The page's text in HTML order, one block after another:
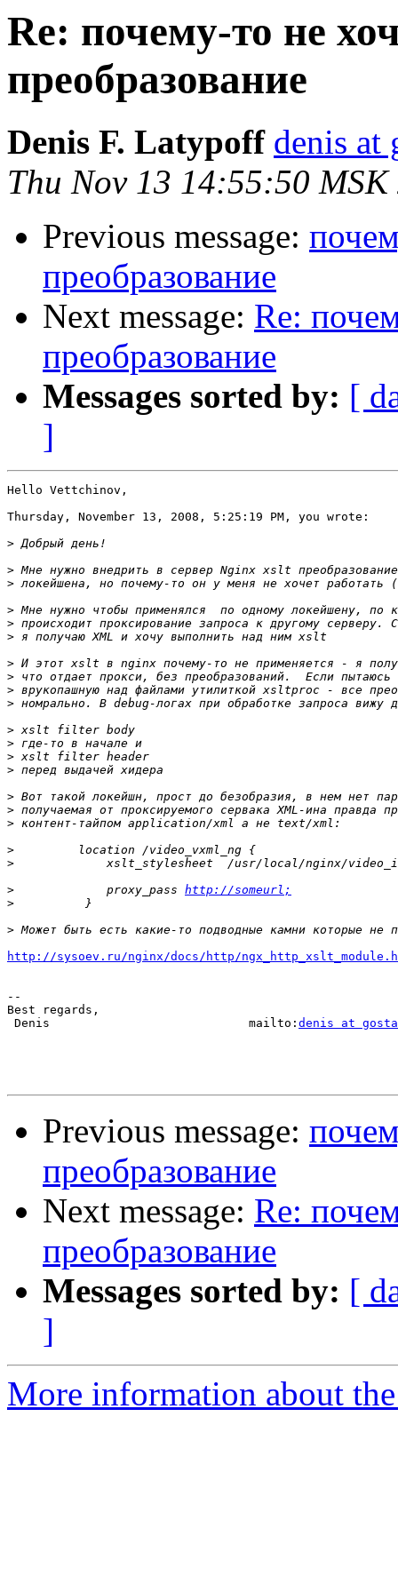
Re: почему-то не
преобразование
Denis F. Latypoff denis at
Thu Nov 13 14:55:50 MSK
Previous message:
преобразование
Next message: Re:
преобразование
Messages sorted by: [
]
Hello Vettchinov,
Thursday, November 13, 2008, 5:25:19 PM, you wrote:
>
>
>
>
>
>
>
>
>
>
>
>
>
>
>
>
>
>
>
>
             proxy_pass
http://someurl;
>
>
http://sysoev.ru/nginx/docs/http/
--
Best regards,
Denis                            mailto: denis at
Previous message:
преобразование
Next message: Re:
преобразование
Messages sorted by: [
]
More information about